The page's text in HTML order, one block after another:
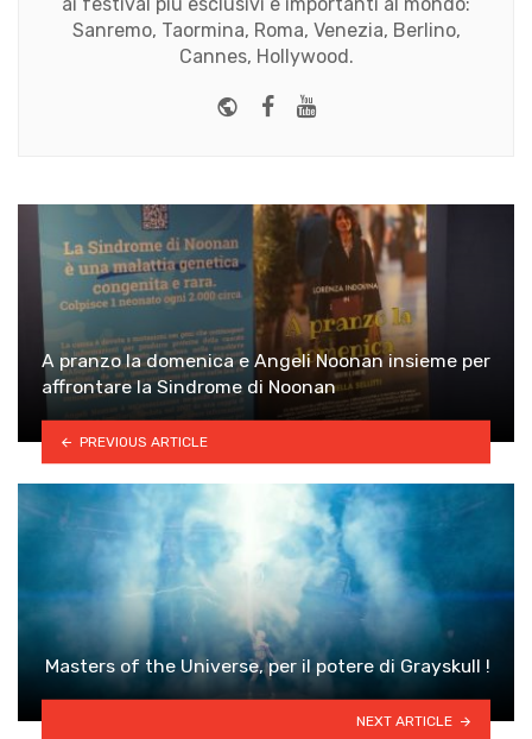
ai festival più esclusivi e importanti al mondo:
Sanremo, Taormina, Roma, Venezia, Berlino,
Cannes, Hollywood.
Website
Facebook
Youtube
A pranzo la domenica e Angeli Noonan insieme per
affrontare la Sindrome di Noonan
PREVIOUS ARTICLE
Masters of the Universe, per il potere di Grayskull !
NEXT ARTICLE